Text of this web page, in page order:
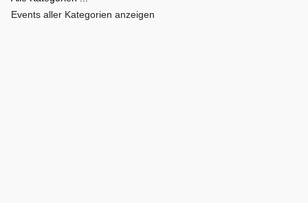
Events aller Kategorien anzeigen